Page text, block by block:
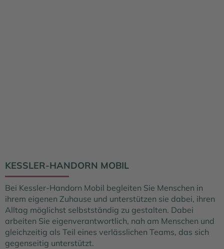
KESSLER-HANDORN MOBIL
Bei Kessler-Handorn Mobil begleiten Sie Menschen in
ihrem eigenen Zuhause und unterstützen sie dabei, ihren
Alltag möglichst selbstständig zu gestalten. Dabei
arbeiten Sie eigenverantwortlich, nah am Menschen und
gleichzeitig als Teil eines verlässlichen Teams, das sich
gegenseitig unterstützt.